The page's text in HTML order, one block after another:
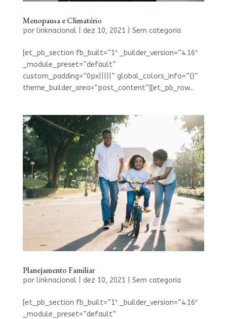
Menopausa e Climatério
por linknacional| dez 10, 2021 Sem categoria
[et_pb_section fb_built=”1″ _builder_version=”4.16″
_module_preset=”default”
custom_padding=”0px|||||” global_colors_info=”{}”
theme_builder_area=”post_content”][et_pb_row...
Planejamento Familiar
por linknacional| dez 10, 2021 Sem categoria
[et_pb_section fb_built=”1″ _builder_version=”4.16″
_module_preset=”default”